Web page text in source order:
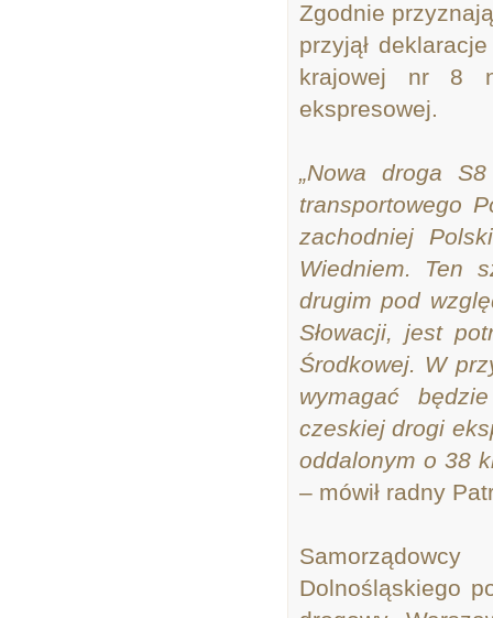
Zgodnie
przyjął
krajowej nr 8
ekspresowej.
„Nowa droga
transportowego
zachodniej
Wiedniem. Ten
drugim pod
Słowacji, jest
Środkowej. W
wymagać
czeskiej drogi
oddalonym o 38
– mówił radny
Dolnośląskiego